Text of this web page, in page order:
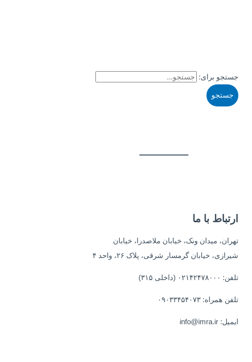
جستجو برای:
ارتباط با ما
تهران، میدان ونک، خیابان ملاصدرا، خیابان
شیرازی، خیابان گرمسار شرقی، پلاک ۲۶، واحد ۴
تلفن: ۰۲۱۴۲۴۷۸۰۰۰ (داخلی ۳۱۵)
تلفن همراه: ۰۹۰۳۳۴۵۴۰۷۳
ایمیل: info@imra.ir